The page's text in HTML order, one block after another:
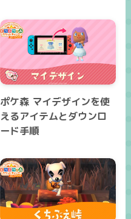
ポケ森 マイデザインを使
えるアイテムとダウンロ
ード手順